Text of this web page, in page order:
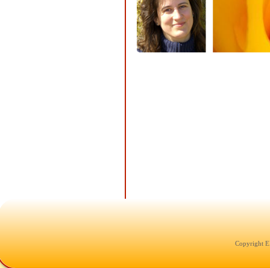
Copyright